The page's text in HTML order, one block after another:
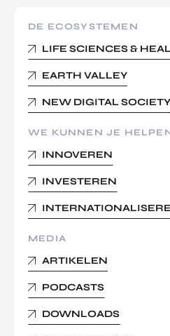
DE ECOSYSTEMEN
LIFE SCIENCES &
EARTH VALLEY
NEW DIGITAL SOCIETY
WE KUNNEN JE
INNOVEREN
INVESTEREN
MEDIA
ARTIKELEN
PODCASTS
DOWNLOADS